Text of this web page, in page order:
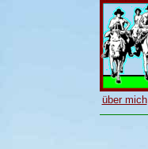
über mich